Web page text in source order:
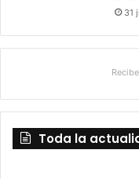
31
Toda la